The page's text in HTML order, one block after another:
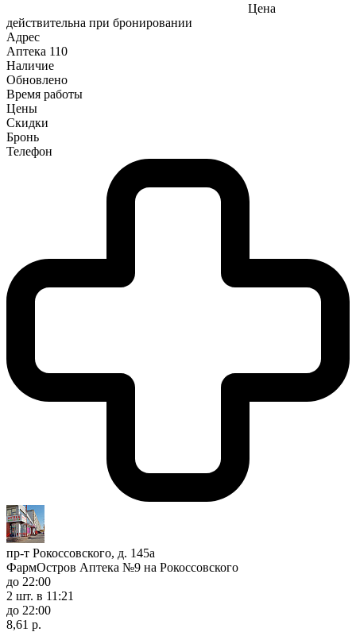
Цена
действительна при бронировании
Адрес
Аптека 110
Наличие
Обновлено
Время работы
Цены
Скидки
Бронь
Телефон
пр-т Рокоссовского, д. 145а
ФармОстров Аптека №9 на Рокоссовского
до 22:00
2 шт. в 11:21
до 22:00
8,61 р.